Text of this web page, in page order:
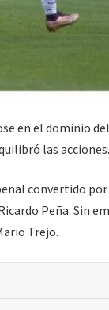
en el dominio
las acciones.
convertido por
Peña. Sin
Trejo.